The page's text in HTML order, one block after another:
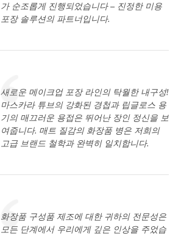
가 순조롭게 진행되었습니다 – 진정한 미용
포장 솔루션의 파트너입니다.
새로운 메이크업 포장 라인의 탁월한 내구성!
마스카라 튜브의 강화된 경첩과 립글로스 용
기의 매끄러운 용접은 뛰어난 장인 정신을 보
여줍니다. 매트 질감의 화장품 병은 저희의
고급 브랜드 철학과 완벽히 일치합니다.
화장품 구성품 제조에 대한 귀하의 전문성은
모든 단계에서 우리에게 깊은 인상을 주었습